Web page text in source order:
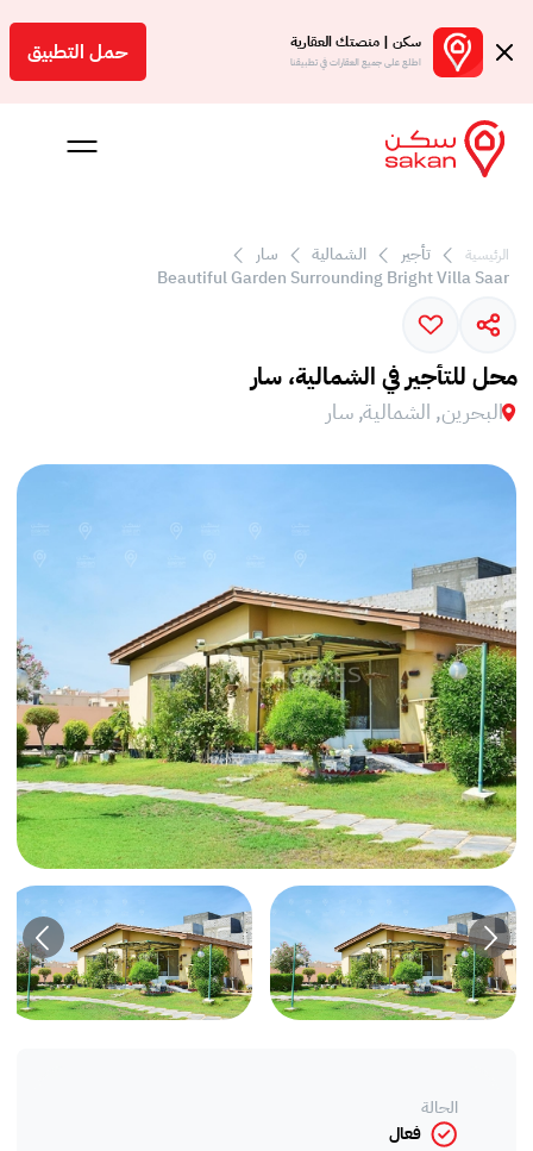
سكن | منصتك العقارية
اطلع على جميع العقارات في تطبيقنا حمل التطبيق
بالعمولة
الرئيسية تأجير الشمالية
سار
Beautiful Garden Surrounding Bright Villa Saar
محل للتأجير في الشمالية، سار
البحرين, الشمالية, سار
الحالة
فعال